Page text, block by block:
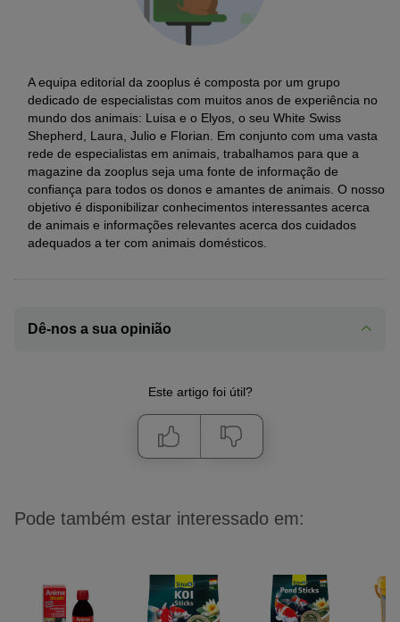
A equipa editorial da zooplus é composta por um grupo
dedicado de especialistas com muitos anos de experiência no
mundo dos animais: Luisa e o Elyos, o seu White Swiss
Shepherd, Laura, Julio e Florian. Em conjunto com uma vasta
rede de especialistas em animais, trabalhamos para que a
magazine da zooplus seja uma fonte de informação de
confiança para todos os donos e amantes de animais. O nosso
objetivo é disponibilizar conhecimentos interessantes acerca
de animais e informações relevantes acerca dos cuidados
adequados a ter com animais domésticos.
Dê-nos a sua opinião
Este artigo foi útil?
Pode também estar interessado em: